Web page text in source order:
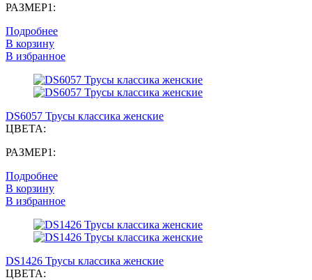
РАЗМЕР1:
Подробнее
В корзину
В избранное
DS6057 Трусы классика женские
ЦВЕТА:
РАЗМЕР1:
Подробнее
В корзину
В избранное
DS1426 Трусы классика женские
ЦВЕТА: